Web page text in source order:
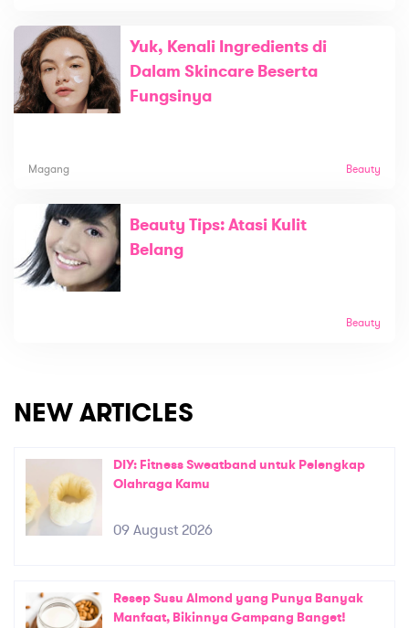
Yuk, Kenali Ingredients di
Dalam Skincare Beserta
Fungsinya
Magang Beauty
Beauty Tips: Atasi Kulit
Belang
Beauty
NEW ARTICLES
DIY: Fitness Sweatband untuk Pelengkap
Olahraga Kamu
09 August 2026
Resep Susu Almond yang Punya Banyak
Manfaat, Bikinnya Gampang Banget!